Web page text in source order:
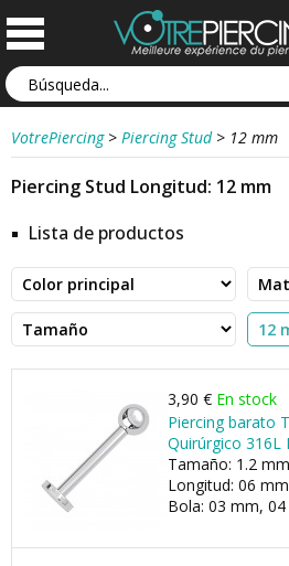
VotrePiercing > Piercing Stud > 12 mm
Piercing Stud Longitud: 12 mm
Lista de productos
3,90 € En stock
Piercing barato
Quirúrgico 316L
Tamaño: 1.2
Longitud: 06
Bola: 03 mm,